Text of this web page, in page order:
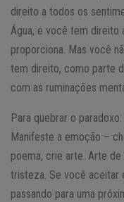
direito a todos os
Água, e você tem direito
proporciona. Mas você
tem direito, como parte
com as ruminações
Para quebrar o
Manifeste a emoção –
poema, crie arte. Arte
tristeza. Se você aceitar
passando para uma